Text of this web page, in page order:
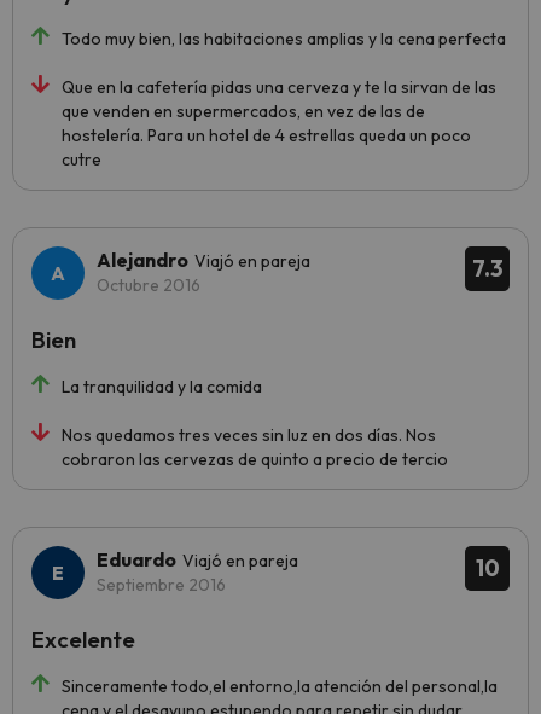
Todo muy bien, las habitaciones amplias y la cena perfecta
Que en la cafetería pidas una cerveza y te la sirvan de las
que venden en supermercados, en vez de las de
hostelería. Para un hotel de 4 estrellas queda un poco
cutre
7.3
Alejandro Viajó en pareja
Octubre 2016
La tranquilidad y la comida
Nos quedamos tres veces sin luz en dos días. Nos
cobraron las cervezas de quinto a precio de tercio
Bien
10
Eduardo Viajó en pareja
Septiembre 2016
Sinceramente todo,el entorno,la atención del personal,la
Excelente